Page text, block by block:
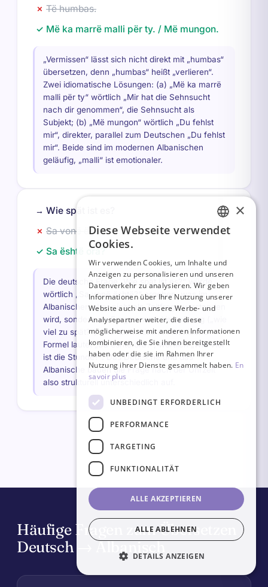
✗ Të humbas.
✓ Më ka marrë malli për ty. / Më mungon.
„Vermissen“ lässt sich nicht direkt mit „humbas“
übersetzen, denn „humbas“ heißt „verlieren“.
Zwei idiomatische Lösungen: (a) „Më ka marrë
malli për ty“ wörtlich „Mir hat die Sehnsucht
nach dir genommen“, die Sehnsucht als
Subjekt; (b) „Më mungon“ wörtlich „Du fehlst
mir“, direkter, parallel zum Deutschen „Du fehlst
mir“. Beide sind im modernen Albanischen
geläufig, „malli“ ist emotionaler.
→ Wie spät ist es?
✗ Sa vonë është?
✓ Sa është ora?
Die deutsche Frage „Wie spät ist es?“ würde
wörtlich „Sa vonë është?“ ergeben, was im
Albanischen aber nicht als Zeitfrage verstanden
wird, sondern als Fragen nach Verspätung („wie
viel zu spät?“). Die idiomatische albanische
Formel lautet „Sa është ora?“, wörtlich „Wie viel
ist die Stunde?“. Das Deutsche und das
Albanische bauen die Frage nach der Uhrzeit
also strukturell unterschiedlich auf.
Häufige Fragen zum Übersetzen
Deutsch → Albanisch
FRENCH
GERMAN
ENGLISH
×
Diese Webseite verwendet
Cookies.
Wir verwenden Cookies, um Inhalte und
Anzeigen zu personalisieren und unseren
Datenverkehr zu analysieren. Wir geben
Informationen über Ihre Nutzung unserer
Website auch an unsere Werbe- und
Analysepartner weiter, die diese
möglicherweise mit anderen Informationen
kombinieren, die Sie ihnen bereitgestellt
haben oder die sie im Rahmen Ihrer
Nutzung ihrer Dienste gesammelt haben. En
savoir plus
UNBEDINGT ERFORDERLICH
PERFORMANCE
TARGETING
FUNKTIONALITÄT
ALLE AKZEPTIEREN
ALLE ABLEHNEN
DETAILS ANZEIGEN